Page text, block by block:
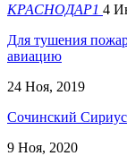
КРАСНОДАР1 4
Для тушения
авиацию
24 Ноя, 2019
Сочинский Сириус
9 Ноя, 2020